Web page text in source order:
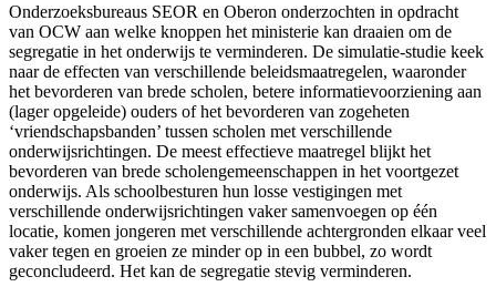
Onderzoeksbureaus SEOR en Oberon onderzochten in opdracht
van OCW aan welke knoppen het ministerie kan draaien om de
segregatie in het onderwijs te verminderen. De simulatie-studie keek
naar de effecten van verschillende beleidsmaatregelen, waaronder
het bevorderen van brede scholen, betere informatievoorziening aan
(lager opgeleide) ouders of het bevorderen van zogeheten
‘vriendschapsbanden’ tussen scholen met verschillende
onderwijsrichtingen. De meest effectieve maatregel blijkt het
bevorderen van brede scholengemeenschappen in het voortgezet
onderwijs. Als schoolbesturen hun losse vestigingen met
verschillende onderwijsrichtingen vaker samenvoegen op één
locatie, komen jongeren met verschillende achtergronden elkaar veel
vaker tegen en groeien ze minder op in een bubbel, zo wordt
geconcludeerd. Het kan de segregatie stevig verminderen.